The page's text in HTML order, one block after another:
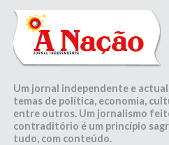
Um jornal independente e
temas de política, economia,
entre outros. Um jornalismo
contraditório é um princípio
tudo, com conteúdo.